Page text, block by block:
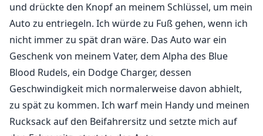
und drückte den Knopf an meinem Schlüssel, um mein
Auto zu entriegeln. Ich würde zu Fuß gehen, wenn ich
nicht immer zu spät dran wäre. Das Auto war ein
Geschenk von meinem Vater, dem Alpha des Blue
Blood Rudels, ein Dodge Charger, dessen
Geschwindigkeit mich normalerweise davon abhielt,
zu spät zu kommen. Ich warf mein Handy und meinen
Rucksack auf den Beifahrersitz und setzte mich auf